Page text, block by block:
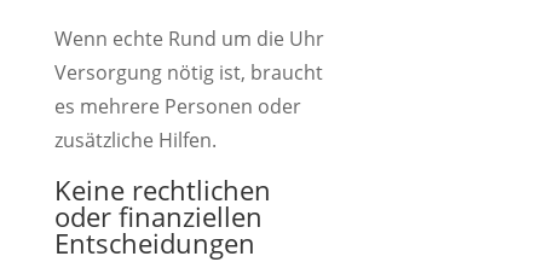
Wenn echte Rund um die Uhr
Versorgung nötig ist, braucht
es mehrere Personen oder
zusätzliche Hilfen.
Keine rechtlichen
oder finanziellen
Entscheidungen